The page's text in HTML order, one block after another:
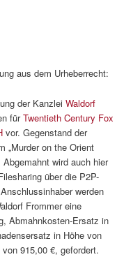
aus dem Urheberrecht:
der KanzleiWaldorf
fürTwentieth Century Fox
vor. Gegenstand der
„Murder on the Orient
Abgemahnt wird auch hier
über die P2P-
werden
Frommer eine
Abmahnkosten-Ersatz in
in Höhe von
915,00 €, gefordert.